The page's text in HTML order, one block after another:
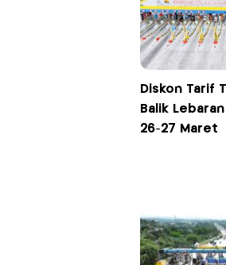
Diskon Tarif
Balik
26-27 Maret